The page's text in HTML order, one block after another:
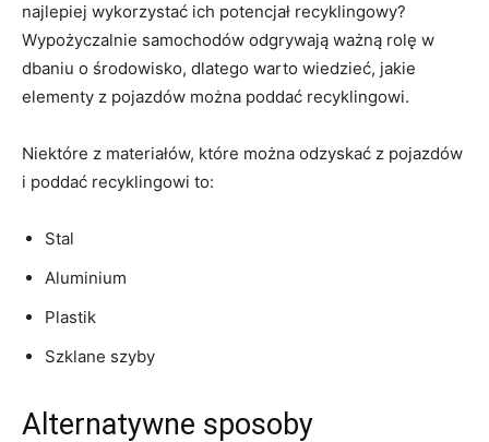
najlepiej wykorzystać ich⁤ potencjał recyklingowy?
‌Wypożyczalnie samochodów odgrywają ⁤ważną ‍rolę w
dbaniu o środowisko, dlatego warto wiedzieć,‌ jakie
elementy‌ z pojazdów ⁢można poddać recyklingowi.
Niektóre z materiałów,⁣ które można odzyskać z pojazdów
i poddać recyklingowi to:
Stal
Aluminium
Plastik
Szklane szyby
Alternatywne sposoby‍